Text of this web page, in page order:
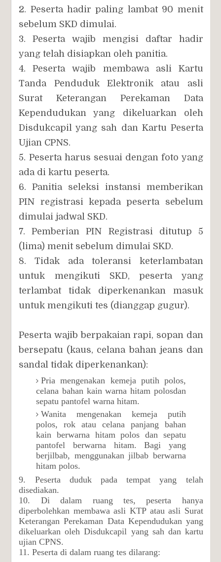
2. Peserta hadir paling lambat 90 menit
sebelum SKD dimulai.
3. Peserta wajib mengisi daftar hadir
yang telah disiapkan oleh panitia.
4. Peserta wajib membawa asli Kartu
Tanda Penduduk Elektronik atau asli
Surat Keterangan Perekaman Data
Kependudukan yang dikeluarkan oleh
Disdukcapil yang sah dan Kartu Peserta
Ujian CPNS.
5. Peserta harus sesuai dengan foto yang
ada di kartu peserta.
6. Panitia seleksi instansi memberikan
PIN registrasi kepada peserta sebelum
dimulai jadwal SKD.
7. Pemberian PIN Registrasi ditutup 5
(lima) menit sebelum dimulai SKD.
8. Tidak ada toleransi keterlambatan
untuk mengikuti SKD, peserta yang
terlambat tidak diperkenankan masuk
untuk mengikuti tes (dianggap gugur).
Peserta wajib berpakaian rapi, sopan dan
bersepatu (kaus, celana bahan jeans dan
sandal tidak diperkenankan):
Pria mengenakan kemeja putih polos,
celana bahan kain warna hitam polosdan
sepatu pantofel warna hitam.
Wanita mengenakan kemeja putih
polos, rok atau celana panjang bahan
kain berwarna hitam polos dan sepatu
pantofel berwarna hitam. Bagi yang
berjilbab, menggunakan jilbab berwarna
hitam polos.
9. Peserta duduk pada tempat yang telah
disediakan.
10. Di dalam ruang tes, peserta hanya
diperbolehkan membawa asli KTP atau asli Surat
Keterangan Perekaman Data Kependudukan yang
dikeluarkan oleh Disdukcapil yang sah dan kartu
ujian CPNS.
11. Peserta di dalam ruang tes dilarang: